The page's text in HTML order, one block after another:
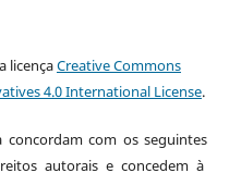
licençaCreative Commons
4.0 International License.
com os seguintes
autorais e concedem à